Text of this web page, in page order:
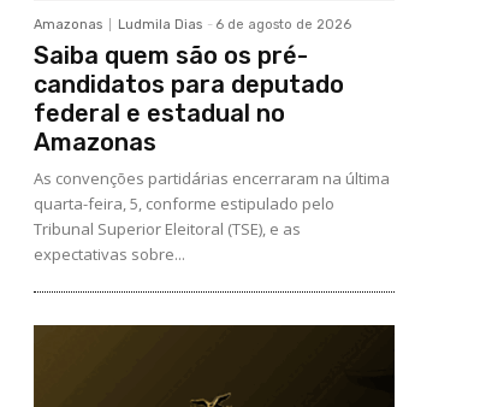
Amazonas Ludmila Dias - 6 de agosto de 2026
Saiba quem são os pré-
candidatos para deputado
federal e estadual no
Amazonas
As convenções partidárias encerraram na última
quarta-feira, 5, conforme estipulado pelo
Tribunal Superior Eleitoral (TSE), e as
expectativas sobre...